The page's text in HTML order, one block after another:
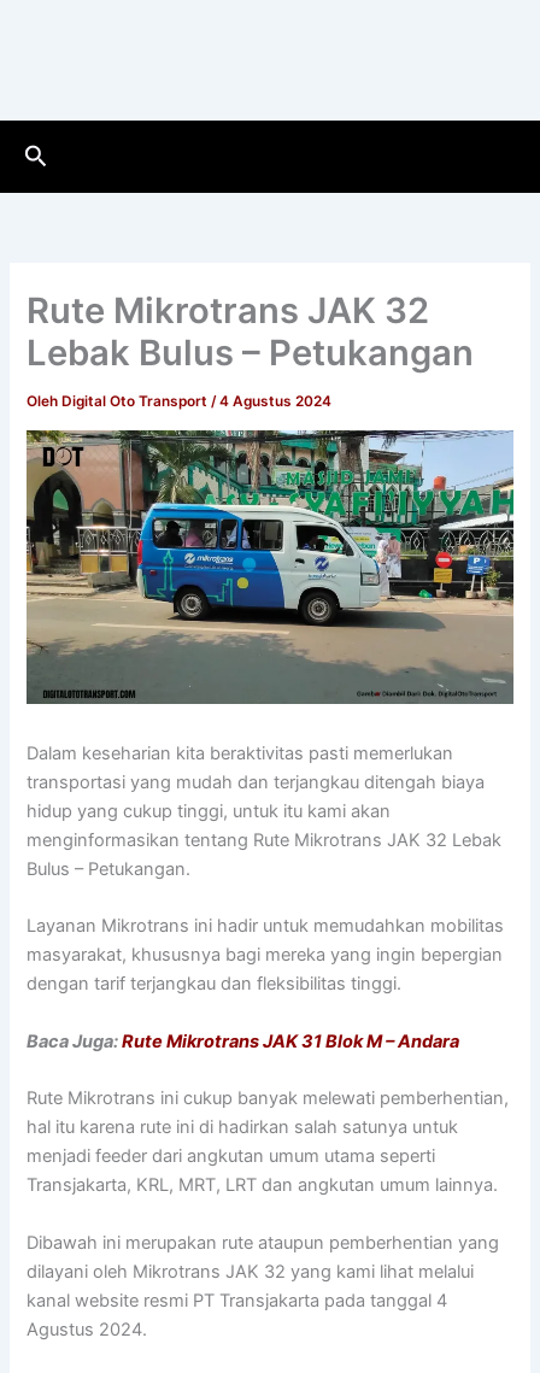
Cari
Rute Mikrotrans JAK 32
Lebak Bulus – Petukangan
Oleh Digital Oto Transport/4 Agustus 2024
Dalam keseharian kita beraktivitas pasti memerlukan
transportasi yang mudah dan terjangkau ditengah biaya
hidup yang cukup tinggi, untuk itu kami akan
menginformasikan tentang Rute Mikrotrans JAK 32 Lebak
Bulus – Petukangan.
Layanan Mikrotrans ini hadir untuk memudahkan mobilitas
masyarakat, khususnya bagi mereka yang ingin bepergian
dengan tarif terjangkau dan fleksibilitas tinggi.
Baca Juga:Rute Mikrotrans JAK 31 Blok M – Andara
Rute Mikrotrans ini cukup banyak melewati pemberhentian,
hal itu karena rute ini di hadirkan salah satunya untuk
menjadi feeder dari angkutan umum utama seperti
Transjakarta, KRL, MRT, LRT dan angkutan umum lainnya.
Dibawah ini merupakan rute ataupun pemberhentian yang
dilayani oleh Mikrotrans JAK 32 yang kami lihat melalui
kanal website resmi PT Transjakarta pada tanggal 4
Agustus 2024.